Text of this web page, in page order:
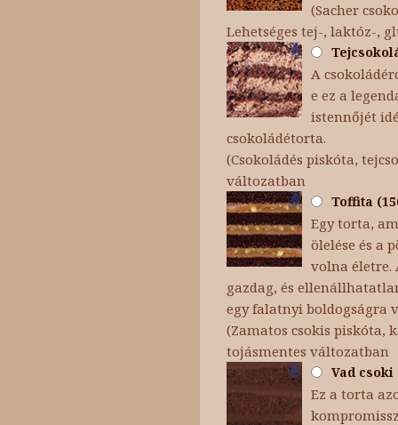
(Sacher
Lehetséges tej-, laktóz-,
A
e ez a
istennőjét
csokoládétorta.
(Csokoládés piskóta,
változatban
Toffita
Egy torta,
ölelése és a
volna életre.
gazdag, és
egy falatnyi boldogságra
(Zamatos csokis piskóta,
tojásmentes változatban
Vad csoki
Ez a torta